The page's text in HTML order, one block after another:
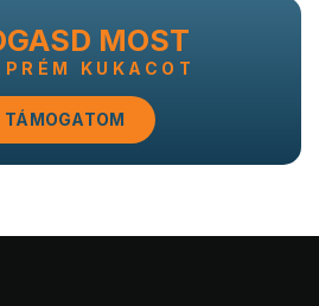
MOST
KUKACOT
TÁMOGATOM